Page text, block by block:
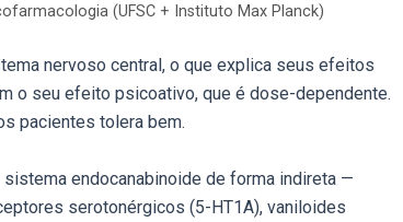
(UFSC + Instituto Max Planck)
nervoso central, o que explica seus efeitos
o seu efeito psicoativo, que é dose-dependente.
pacientes tolera bem.
endocanabinoide de forma indireta —
serotonérgicos (5-HT1A), vaniloides